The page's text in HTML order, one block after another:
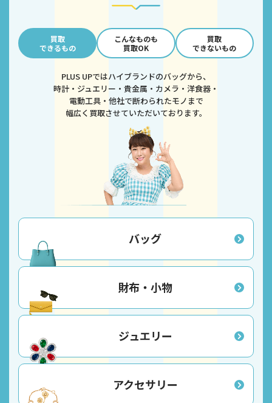
買取
できるもの
こんなものも
買取OK
買取
できないもの
PLUS UPではハイブランドのバッグから、
時計・ジュエリー・貴金属・カメラ・洋食器・
電動工具・他社で断わられたモノまで
幅広く買取させていただいております。
バッグ
財布・小物
ジュエリー
アクセサリー